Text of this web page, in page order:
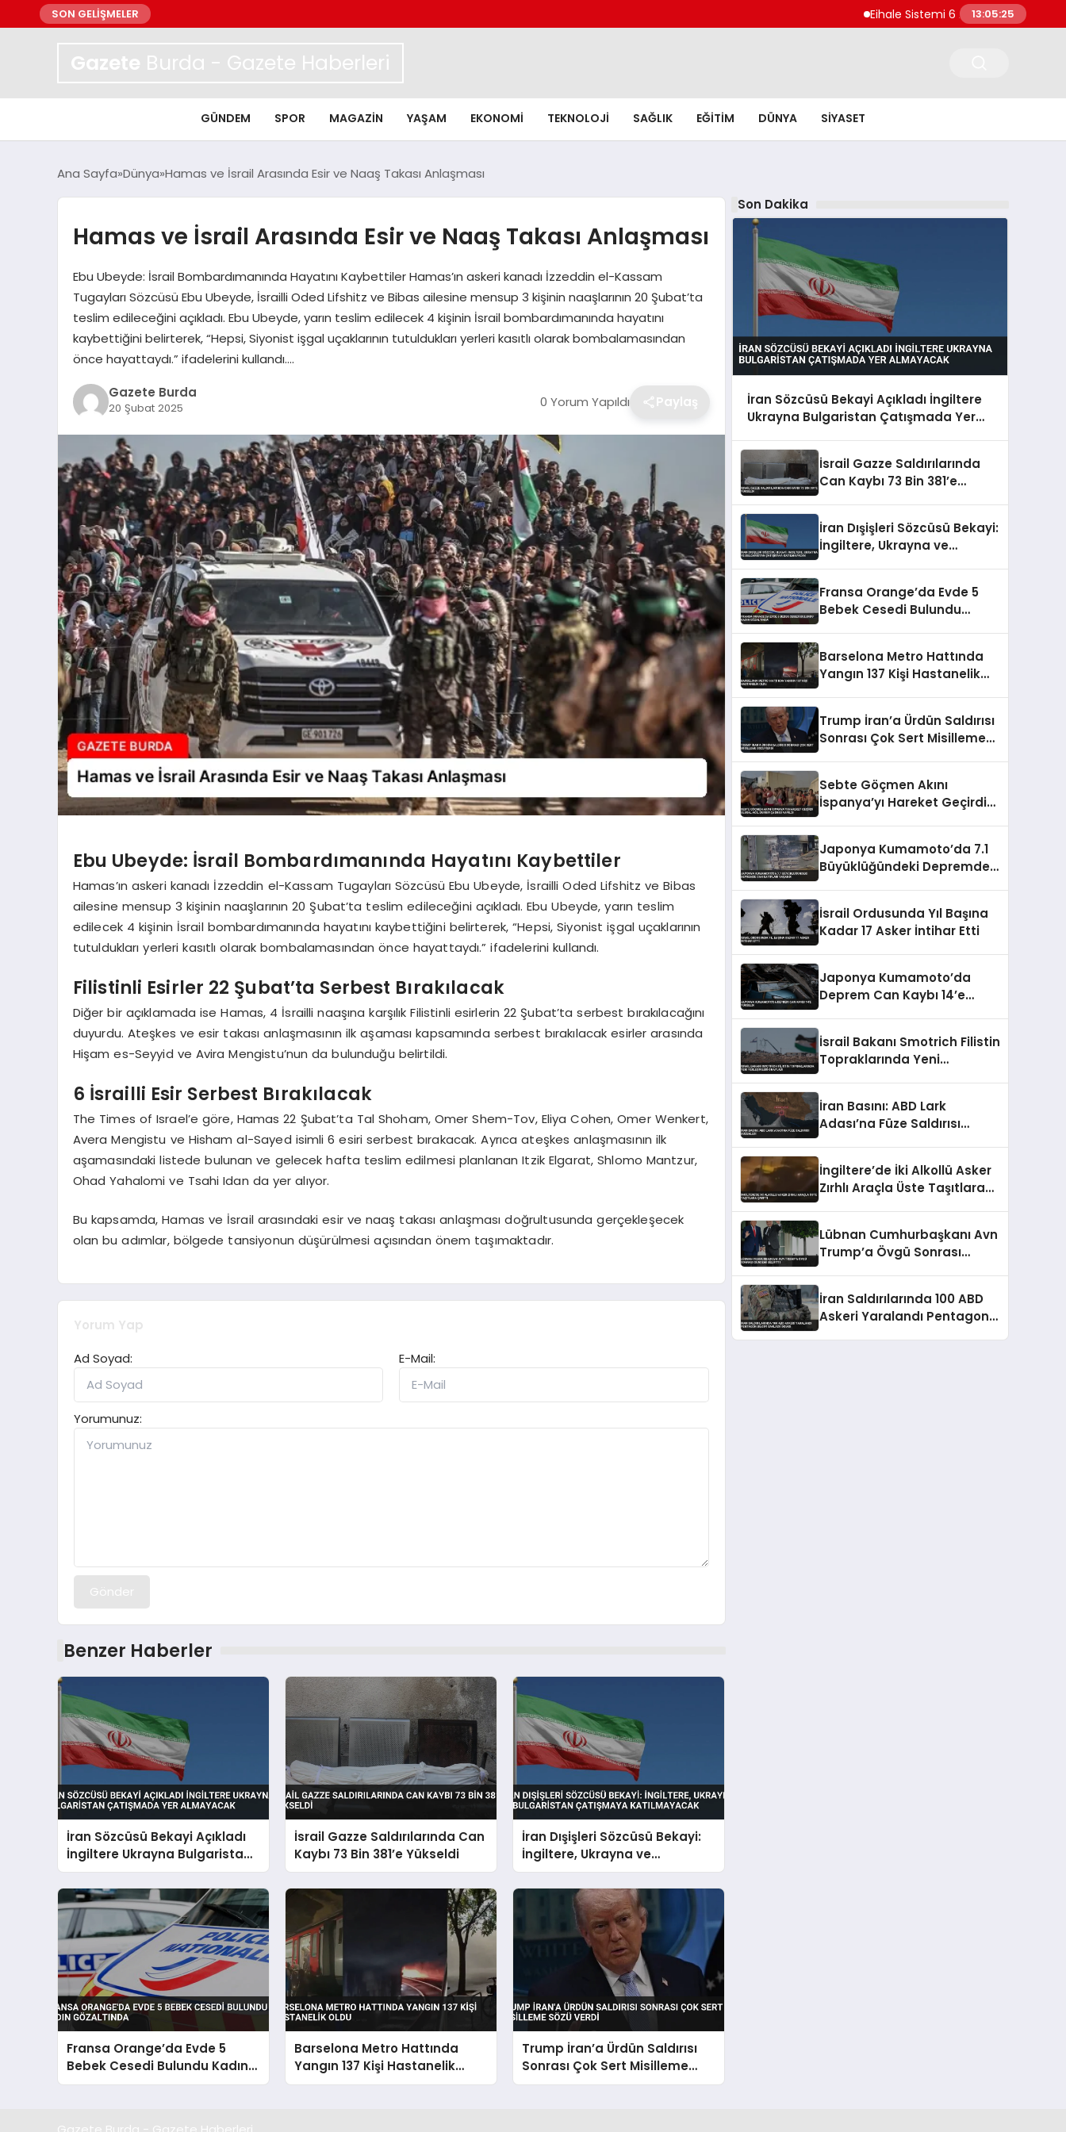
SON GELİŞMELER Eihale Sistemi 6 Ayda 2.7 Milyar Lira Gelir
13:05:26
Gazete Burda - Gazete Haberleri
GÜNDEM SPOR MAGAZIN YAŞAM EKONOMI TEKNOLOJI SAĞLIK EĞITIM DÜNYA SIYASET
Ana Sayfa Dünya Hamas ve İsrail Arasında Esir ve Naaş Takası Anlaşması
Hamas ve İsrail Arasında Esir ve Naaş Takası Anlaşması
Ebu Ubeyde: İsrail Bombardımanında Hayatını Kaybettiler Hamas’ın askeri kanadı İzzeddin el-Kassam
Tugayları Sözcüsü Ebu Ubeyde, İsrailli Oded Lifshitz ve Bibas ailesine mensup 3 kişinin naaşlarının 20 Şubat’ta
teslim edileceğini açıkladı. Ebu Ubeyde, yarın teslim edilecek 4 kişinin İsrail bombardımanında hayatını
kaybettiğini belirterek, “Hepsi, Siyonist işgal uçaklarının tutuldukları yerleri kasıtlı olarak bombalamasından
önce hayattaydı.” ifadelerini kullandı….
Gazete Burda
20 Şubat 2025 0 Yorum Yapıldı Paylaş
Ebu Ubeyde: İsrail Bombardımanında Hayatını Kaybettiler
Hamas’ın askeri kanadı İzzeddin el-Kassam Tugayları Sözcüsü Ebu Ubeyde, İsrailli Oded Lifshitz ve Bibas
ailesine mensup 3 kişinin naaşlarının 20 Şubat’ta teslim edileceğini açıkladı. Ebu Ubeyde, yarın teslim
edilecek 4 kişinin İsrail bombardımanında hayatını kaybettiğini belirterek, “Hepsi, Siyonist işgal uçaklarının
tutuldukları yerleri kasıtlı olarak bombalamasından önce hayattaydı.” ifadelerini kullandı.
Filistinli Esirler 22 Şubat’ta Serbest Bırakılacak
Diğer bir açıklamada ise Hamas, 4 İsrailli naaşına karşılık Filistinli esirlerin 22 Şubat’ta serbest bırakılacağını
duyurdu. Ateşkes ve esir takası anlaşmasının ilk aşaması kapsamında serbest bırakılacak esirler arasında
Hişam es-Seyyid ve Avira Mengistu’nun da bulunduğu belirtildi.
6 İsrailli Esir Serbest Bırakılacak
The Times of Israel’e göre, Hamas 22 Şubat’ta Tal Shoham, Omer Shem-Tov, Eliya Cohen, Omer Wenkert,
Avera Mengistu ve Hisham al-Sayed isimli 6 esiri serbest bırakacak. Ayrıca ateşkes anlaşmasının ilk
aşamasındaki listede bulunan ve gelecek hafta teslim edilmesi planlanan Itzik Elgarat, Shlomo Mantzur,
Ohad Yahalomi ve Tsahi Idan da yer alıyor.
Bu kapsamda, Hamas ve İsrail arasındaki esir ve naaş takası anlaşması doğrultusunda gerçekleşecek
olan bu adımlar, bölgede tansiyonun düşürülmesi açısından önem taşımaktadır.
Yorum Yap
Ad Soyad:
E-Mail:
Yorumunuz:
Gönder
Benzer Haberler
İran Sözcüsü Bekayi Açıkladı
İngiltere Ukrayna Bulgaristan
Çatışmada Yer Almayacak
İsrail Gazze Saldırılarında Can
Kaybı 73 Bin 381’e Yükseldi
İran Dışişleri Sözcüsü Bekayi:
İngiltere, Ukrayna ve
Bulgaristan Çatışmaya
Katılmayacak
Fransa Orange’da Evde 5
Bebek Cesedi Bulundu Kadın
Gözaltında
Barselona Metro Hattında
Yangın 137 Kişi Hastanelik
Oldu
Trump İran’a Ürdün Saldırısı
Sonrası Çok Sert Misilleme
Sözü Verdi
Son Dakika
İran Sözcüsü Bekayi Açıkladı İngiltere
Ukrayna Bulgaristan Çatışmada Yer
İsrail Gazze Saldırılarında
Can Kaybı 73 Bin 381’e
İran Dışişleri Sözcüsü Bekayi:
İngiltere, Ukrayna ve
Fransa Orange’da Evde 5
Bebek Cesedi Bulundu
Barselona Metro Hattında
Yangın 137 Kişi Hastanelik
Trump İran’a Ürdün Saldırısı
Sonrası Çok Sert Misilleme
Sebte Göçmen Akını
İspanya’yı Hareket Geçirdi
Japonya Kumamoto’da 7.1
Büyüklüğündeki Depremde
İsrail Ordusunda Yıl Başına
Kadar 17 Asker İntihar Etti
Japonya Kumamoto’da
Deprem Can Kaybı 14’e
İsrail Bakanı Smotrich Filistin
Topraklarında Yeni
İran Basını: ABD Lark
Adası’na Füze Saldırısı
İngiltere’de İki Alkollü Asker
Zırhlı Araçla Üste Taşıtlara
Lübnan Cumhurbaşkanı Avn
Trump’a Övgü Sonrası
İran Saldırılarında 100 ABD
Askeri Yaralandı Pentagon